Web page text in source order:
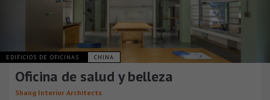
EDIFICIOS DE OFICINAS CHINA
Oficina de salud y belleza
Shang Interior Architects